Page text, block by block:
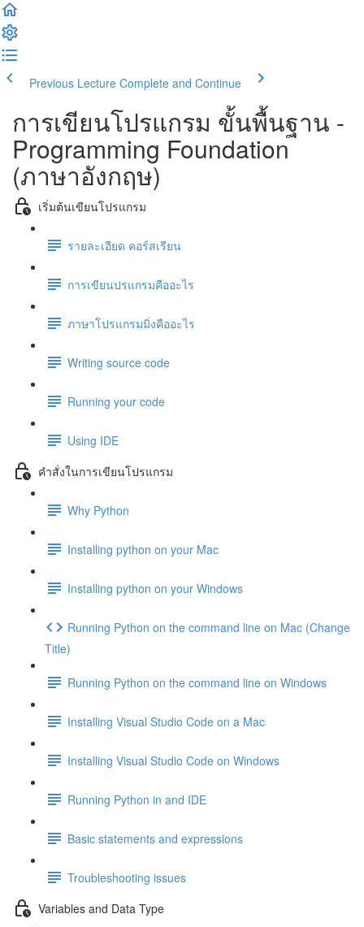
Previous Lecture Complete and Continue
การเขียนโปรแกรม ขั้นพื้นฐาน -
Programming Foundation
(ภาษาอังกฤษ)
เริ่มต้นเขียนโปรแกรม
รายละเอียด คอร์สเรียน
การเขียนปรแกรมคืออะไร
ภาษาโปรแกรมมิ่งคืออะไร
Writing source code
Running your code
Using IDE
คำสั่งในการเขียนโปรแกรม
Why Python
Installing python on your Mac
Installing python on your Windows
Running Python on the command line on Mac (Change
Title)
Running Python on the command line on Windows
Installing Visual Studio Code on a Mac
Installing Visual Studio Code on Windows
Running Python in and IDE
Basic statements and expressions
Troubleshooting issues
Variables and Data Type